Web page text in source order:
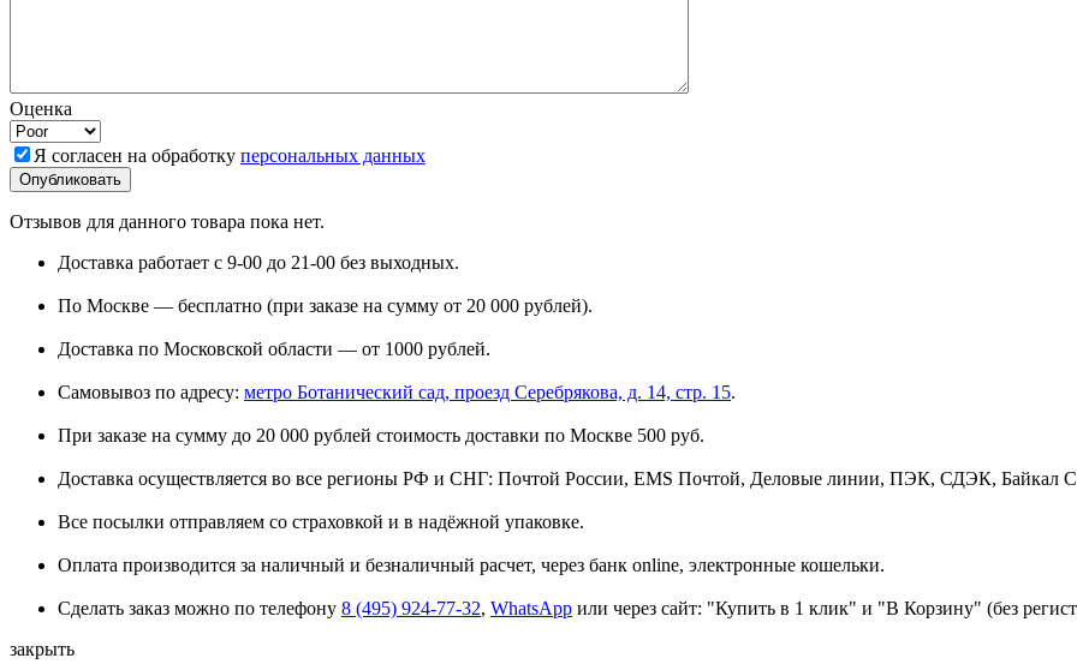
Оценка
Я согласен на обработку персональных данных
Отзывов для данного товара пока нет.
Доставка работает с 9-00 до 21-00 без выходных.
По Москве — бесплатно (при заказе на сумму от 20 000 рублей).
Доставка по Московской области — от 1000 рублей.
Самовывоз по адресу: метро Ботанический сад, проезд Серебрякова, д. 14, стр. 15.
При заказе на сумму до 20 000 рублей стоимость доставки по Москве 500 руб.
Доставка осуществляется во все регионы РФ и СНГ: Почтой России, EMS Почтой, Деловые линии, ПЭК, СДЭК, Байкал
Все посылки отправляем со страховкой и в надёжной упаковке.
Оплата производится за наличный и безналичный расчет, через банк online, электронные кошельки.
Сделать заказ можно по телефону 8 (495) 924-77-32, WhatsApp или через сайт: "Купить в 1 клик" и "В Корзину" (без
закрыть